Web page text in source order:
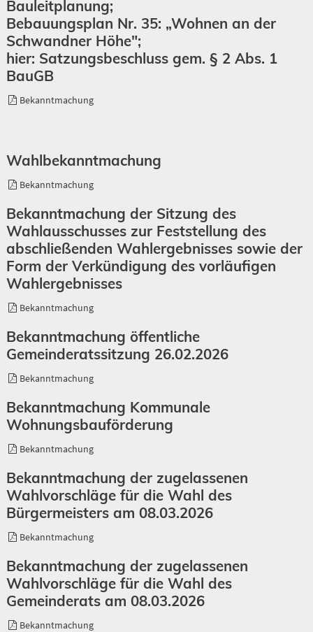
Bauleitplanung;
Bebauungsplan Nr. 35: „Wohnen an der
Schwandner Höhe";
hier: Satzungsbeschluss gem. § 2 Abs. 1
BauGB
Bekanntmachung
Wahlbekanntmachung
Bekanntmachung
Bekanntmachung der Sitzung des
Wahlausschusses zur Feststellung des
abschließenden Wahlergebnisses sowie der
Form der Verkündigung des vorläufigen
Wahlergebnisses
Bekanntmachung
Bekanntmachung öffentliche
Gemeinderatssitzung 26.02.2026
Bekanntmachung
Bekanntmachung Kommunale
Wohnungsbauförderung
Bekanntmachung
Bekanntmachung der zugelassenen
Wahlvorschläge für die Wahl des
Bürgermeisters am 08.03.2026
Bekanntmachung
Bekanntmachung der zugelassenen
Wahlvorschläge für die Wahl des
Gemeinderats am 08.03.2026
Bekanntmachung